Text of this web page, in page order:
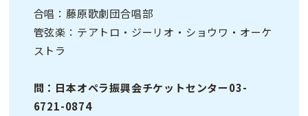
合唱：藤原歌劇団合唱部
管弦楽：テアトロ・ジーリオ・ショウワ・オーケ
ストラ
問：日本オペラ振興会チケットセンター03-
6721-0874